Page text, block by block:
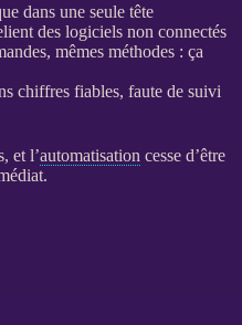
dans une seule tête
des logiciels non connectés
mêmes méthodes : ça
chiffres fiables, faute de suivi
et l’automatisation cesse d’être